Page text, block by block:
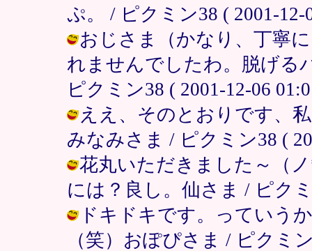
ぷ。 / ピクミン38 ( 2001-12-
おじさま（かなり、丁寧
れませんでしたわ。脱げる
ピクミン38 ( 2001-12-06
ええ、そのとおりです、
みなみさま / ピクミン38 (
花丸いただきました～（
には？良し。仙さま / ピク
ドキドキです。っていう
（笑）おぽぴさま / ピクミ